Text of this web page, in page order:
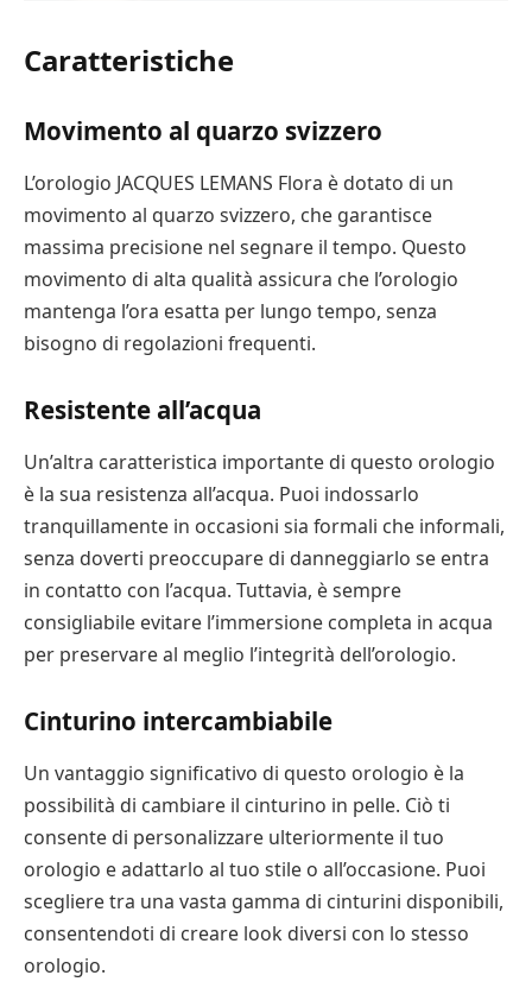
Caratteristiche
Movimento al quarzo svizzero
L’orologio JACQUES LEMANS Flora è dotato di un
movimento al quarzo svizzero, che garantisce
massima precisione nel segnare il tempo. Questo
movimento di alta qualità assicura che l’orologio
mantenga l’ora esatta per lungo tempo, senza
bisogno di regolazioni frequenti.
Resistente all’acqua
Un’altra caratteristica importante di questo orologio
è la sua resistenza all’acqua. Puoi indossarlo
tranquillamente in occasioni sia formali che informali,
senza doverti preoccupare di danneggiarlo se entra
in contatto con l’acqua. Tuttavia, è sempre
consigliabile evitare l’immersione completa in acqua
per preservare al meglio l’integrità dell’orologio.
Cinturino intercambiabile
Un vantaggio significativo di questo orologio è la
possibilità di cambiare il cinturino in pelle. Ciò ti
consente di personalizzare ulteriormente il tuo
orologio e adattarlo al tuo stile o all’occasione. Puoi
scegliere tra una vasta gamma di cinturini disponibili,
consentendoti di creare look diversi con lo stesso
orologio.